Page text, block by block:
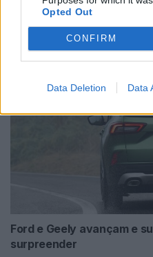
Opted Out
CONFIRM
Data Deletion Data
muda tudo no SUV
VIRGILIO MACHADO 07/08/2026
Ford e Geely avançam e
surpreender